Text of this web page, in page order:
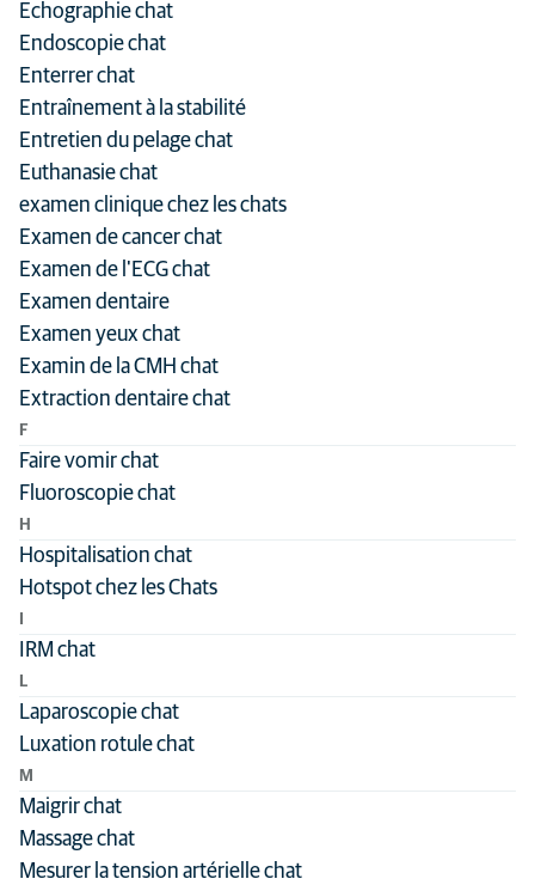
Echographie chat
Endoscopie chat
Enterrer chat
Entraînement à la stabilité
Entretien du pelage chat
Euthanasie chat
examen clinique chez les chats
Examen de cancer chat
Examen de l'ECG chat
Examen dentaire
Examen yeux chat
Examin de la CMH chat
Extraction dentaire chat
F
Faire vomir chat
Fluoroscopie chat
H
Hospitalisation chat
Hotspot chez les Chats
IRM chat
L
Laparoscopie chat
Luxation rotule chat
M
Maigrir chat
Massage chat
Mesurer la tension artérielle chat